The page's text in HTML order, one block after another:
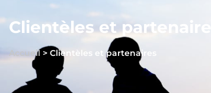
Clientèles et partenaires
Accueil > Clientèles et partenaires